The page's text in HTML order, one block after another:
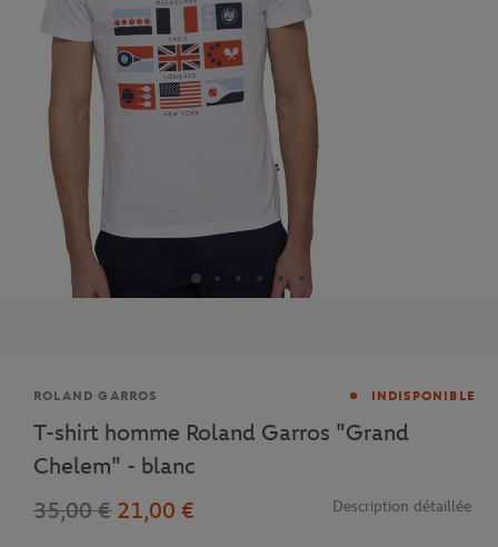
Marque
ROLAND GARROS INDISPONIBLE
T-shirt homme Roland Garros "Grand
Chelem" - blanc
35,00 € 21,00 € Description détaillée